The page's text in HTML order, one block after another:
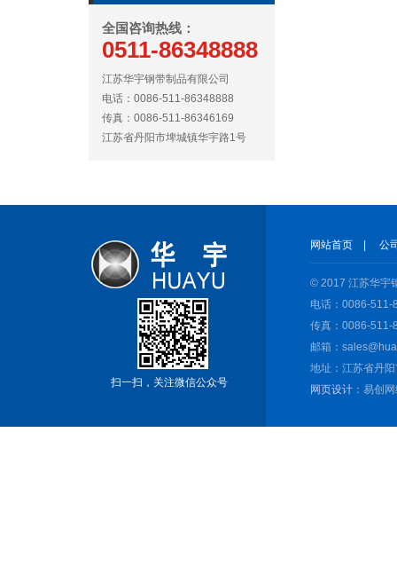
全国咨询热线：
0511-86348888
江苏华宇钢带制品有限公司
电话：0086-511-86348888
传真：0086-511-86346169
江苏省丹阳市埤城镇华宇路1号
扫一扫，关注微信公众号
网站首页 公
© 2017 江苏华宇
电话：0086-511-
传真：0086-511-
邮箱：
地址：江苏省丹
网页设计 ：易创